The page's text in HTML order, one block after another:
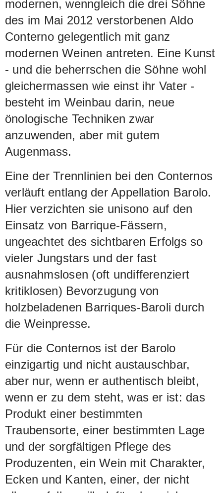
modernen, wenngleich die drei Söhne
des im Mai 2012 verstorbenen Aldo
Conterno gelegentlich mit ganz
modernen Weinen antreten. Eine Kunst
- und die beherrschen die Söhne wohl
gleichermassen wie einst ihr Vater -
besteht im Weinbau darin, neue
önologische Techniken zwar
anzuwenden, aber mit gutem
Augenmass.
Eine der Trennlinien bei den Conternos
verläuft entlang der Appellation Barolo.
Hier verzichten sie unisono auf den
Einsatz von Barrique-Fässern,
ungeachtet des sichtbaren Erfolgs so
vieler Jungstars und der fast
ausnahmslosen (oft undifferenziert
kritiklosen) Bevorzugung von
holzbeladenen Barriques-Baroli durch
die Weinpresse.
Für die Conternos ist der Barolo
einzigartig und nicht austauschbar,
aber nur, wenn er authentisch bleibt,
wenn er zu dem steht, was er ist: das
Produkt einer bestimmten
Traubensorte, einer bestimmten Lage
und der sorgfältigen Pflege des
Produzenten, ein Wein mit Charakter,
Ecken und Kanten, einer, der nicht